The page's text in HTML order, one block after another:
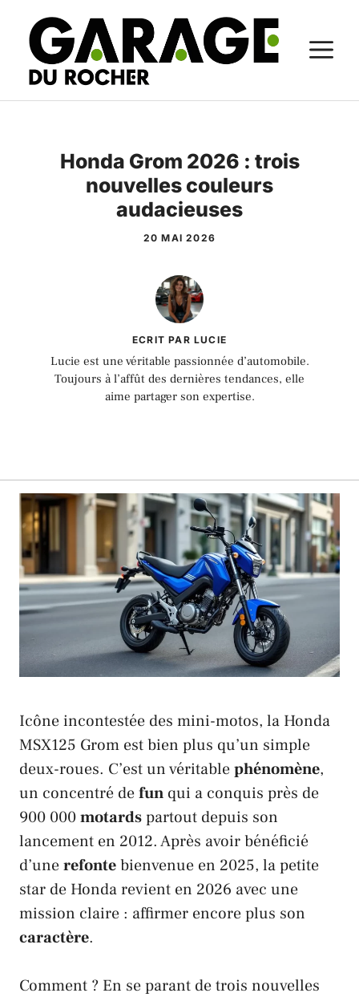
contenu
Honda Grom 2026 : trois
nouvelles couleurs
audacieuses
20 MAI 2026
ECRIT PAR LUCIE
Lucie est une véritable passionnée d’automobile.
Toujours à l’affût des dernières tendances, elle
aime partager son expertise.
Icône incontestée des mini-motos, la Honda
MSX125 Grom est bien plus qu’un simple
deux-roues. C’est un véritablephénomène,
un concentré defun qui a conquis près de
900 000motardspartout depuis son
lancement en 2012. Après avoir bénéficié
d’unerefontebienvenue en 2025, la petite
star de Hondarevient en 2026 avec une
mission claire : affirmer encore plus son
caractère.
Comment ? En se parant de trois nouvelles